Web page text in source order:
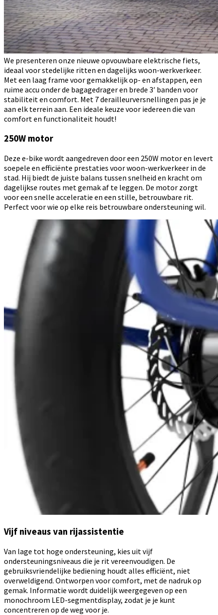
We presenteren onze nieuwe opvouwbare elektrische fiets,
ideaal voor stedelijke ritten en dagelijks woon-werkverkeer.
Met een laag frame voor gemakkelijk op- en afstappen, een
ruime accu onder de bagagedrager en brede 3′ banden voor
stabiliteit en comfort. Met 7 derailleurversnellingen pas je je
aan elk terrein aan. Een ideale keuze voor iedereen die van
comfort en functionaliteit houdt!
250W motor
Deze e-bike wordt aangedreven door een 250W motor en levert
soepele en efficiënte prestaties voor woon-werkverkeer in de
stad. Hij biedt de juiste balans tussen snelheid en kracht om
dagelijkse routes met gemak af te leggen. De motor zorgt
voor een snelle acceleratie en een stille, betrouwbare rit.
Perfect voor wie op elke reis betrouwbare ondersteuning wil.
Vijf niveaus van rijassistentie
Van lage tot hoge ondersteuning, kies uit vijf
ondersteuningsniveaus die je rit vereenvoudigen. De
gebruiksvriendelijke bediening houdt alles efficiënt, niet
overweldigend. Ontworpen voor comfort, met de nadruk op
gemak. Informatie wordt duidelijk weergegeven op een
monochroom LED-segmentdisplay, zodat je je kunt
concentreren op de weg voor je.